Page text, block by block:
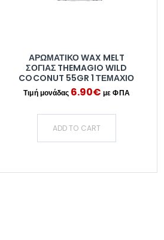
ΑΡΩΜΑΤΙΚΌ WAX MELT
ΣΌΓΙΑΣ THEMAGIO WILD
COCONUT 55GR 1 ΤΕΜΆΧΙΟ
6.90€
ADD TO CART